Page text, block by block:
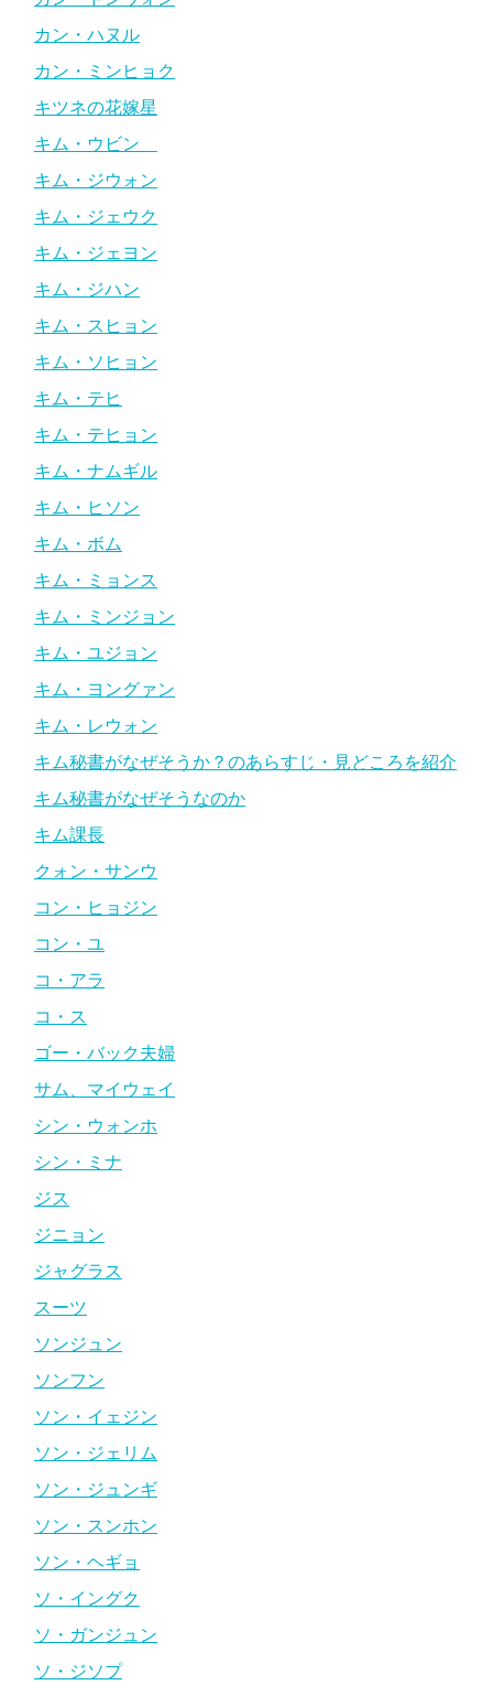
カン・ハヌル
カン・ミンヒョク
キツネの花嫁星
キム・ウビン
キム・ジウォン
キム・ジェウク
キム・ジェヨン
キム・ジハン
キム・スヒョン
キム・ソヒョン
キム・テヒ
キム・テヒョン
キム・ナムギル
キム・ヒソン
キム・ボム
キム・ミョンス
キム・ミンジョン
キム・ユジョン
キム・ヨングァン
キム・レウォン
キム秘書がなぜそうか？のあらすじ・見どころを紹介
キム秘書がなぜそうなのか
キム課長
クォン・サンウ
コン・ヒョジン
コン・ユ
コ・アラ
コ・ス
ゴー・バック夫婦
サム、マイウェイ
シン・ウォンホ
シン・ミナ
ジス
ジニョン
ジャグラス
スーツ
ソンジュン
ソンフン
ソン・イェジン
ソン・ジェリム
ソン・ジュンギ
ソン・スンホン
ソン・ヘギョ
ソ・イングク
ソ・ガンジュン
ソ・ジソプ